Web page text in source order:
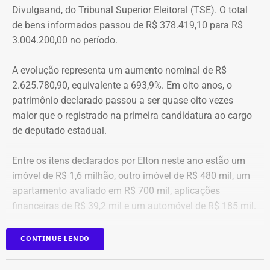
seguirem adiante nesta batalha. A vergonha e o medo.
Porque é necessário ter mais do que coragem para seguir
adiante no enfrentamento à violência doméstica. Pois
primeiro é o temor de continuar viva e estar ao lado do
agressor. E o outro é o que vai acontecer com ela depois
que a denúncia for feita. Afinal, há o receio que alguma
brecha legal permita que o agressor, de alguma forma,
fique impune”, comenta.
Passados oito anos após as agrssões se tornarem
públicas nacionalmente, Cristiane cita qual o principal
item que acredita ser necessário que as autoridades
tenham mais rigor.
“A Lei Maria da Penha é muito boa. Eu fui salva graças a
Divulgaand, do Tribunal Superior Eleitoral (TSE). O total
de bens informados passou de R$ 378.419,10 para R$
3.004.200,00 no período.
A evolução representa um aumento nominal de R$
2.625.780,90, equivalente a 693,9%. Em oito anos, o
patrimônio declarado passou a ser quase oito vezes
maior que o registrado na primeira candidatura ao cargo
de deputado estadual.
Entre os itens declarados por Elton neste ano estão um
imóvel de R$ 1,6 milhão, outro imóvel de R$ 480 mil, um
apartamento avaliado em R$ 700 mil, aplicações
financeiras de R$ 39,2 mil e um automóvel de R$ 185 mil.
CONTINUE LENDO